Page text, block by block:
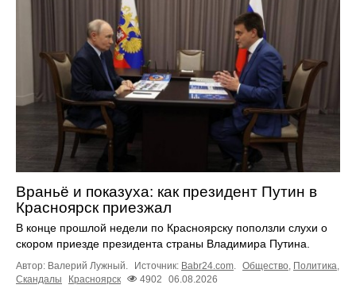
Враньё и показуха: как президент Путин в
Красноярск приезжал
В конце прошлой недели по Красноярску поползли слухи о
скором приезде президента страны Владимира Путина.
Автор: Валерий Лужный. Источник: Babr24.com. Общество, Политика,
Скандалы
Красноярск 4902 06.08.2026